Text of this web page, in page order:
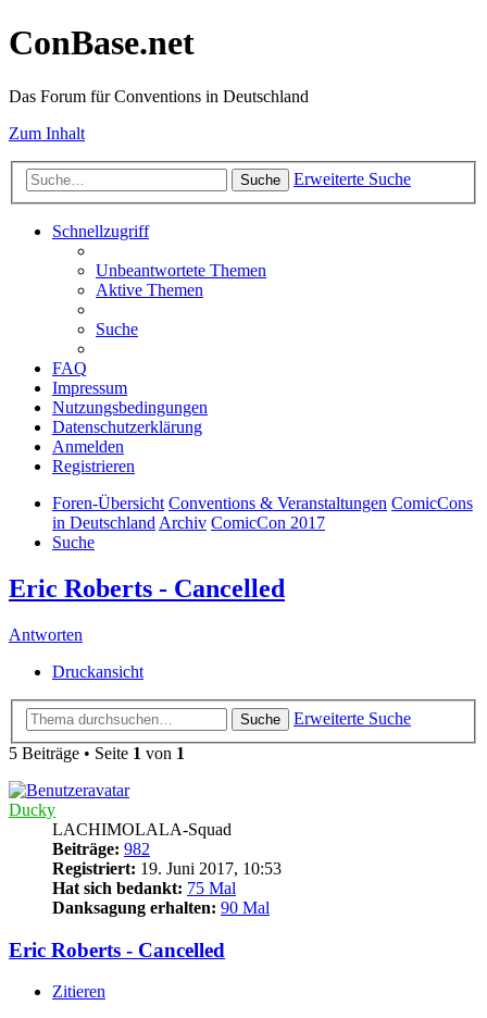
ConBase.net
Das Forum für Conventions in Deutschland
Zum Inhalt
Suche Erweiterte Suche
Schnellzugriff
Unbeantwortete Themen
Aktive Themen
Suche
FAQ
Impressum
Nutzungsbedingungen
Datenschutzerklärung
Anmelden
Registrieren
Foren-Übersicht Conventions & Veranstaltungen ComicCons
in DeutschlandArchiv ComicCon 2017
Suche
Eric Roberts - Cancelled
Antworten
Druckansicht
Suche
Erweiterte Suche
5 Beiträge • Seite 1 von 1
Ducky
LACHIMOLALA-Squad
Beiträge: 982
Registriert: 19. Juni 2017, 10:53
Hat sich bedankt: 75 Mal
Danksagung erhalten: 90 Mal
Eric Roberts - Cancelled
Zitieren